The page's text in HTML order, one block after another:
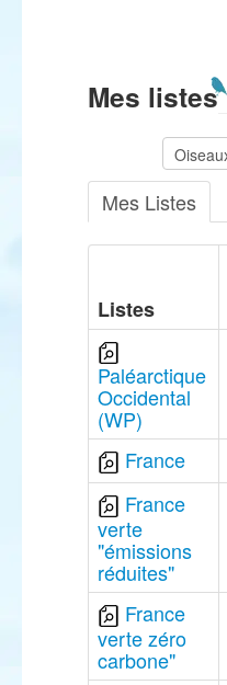
Mes listes
Mes Listes
Listes
Paléarctique
Occidental
(WP)
France
France
verte
"émissions
réduites"
France
verte zéro
carbone"